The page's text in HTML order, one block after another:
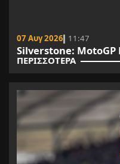
07 Αυγ 2026 11:47
Silverstone: MotoGP
ΠΕΡΙΣΣΟΤΕΡΑ